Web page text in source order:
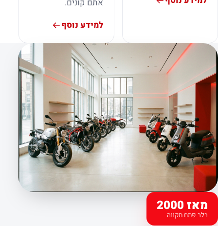
אתם קונים.
למידע נוסף
מאז 2000
בלב פתח תקווה
קצת עלינו